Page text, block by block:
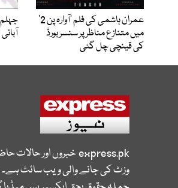
عمران ہاشمی کی فلم ’آوارہ پن 2‘
میں متنازع مناظر پر سنسر بورڈ
کی قینچی چل گئی
express.pkخبروں اور حالات
وزٹ کی جانے والی ویب سائٹ ہے۔